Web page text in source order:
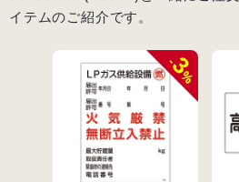
イテムのご紹介です。
-
3
%